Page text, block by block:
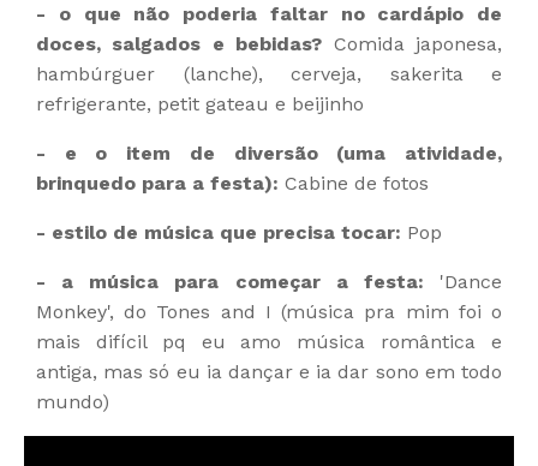
- o que não poderia faltar no cardápio de
doces, salgados e bebidas? Comida japonesa,
hambúrguer (lanche), cerveja, sakerita e
refrigerante, petit gateau e beijinho
- e o item de diversão (uma atividade,
brinquedo para a festa): Cabine de fotos
- estilo de música que precisa tocar: Pop
- a música para começar a festa: 'Dance
Monkey', do Tones and I (música pra mim foi o
mais difícil pq eu amo música romântica e
antiga, mas só eu ia dançar e ia dar sono em todo
mundo)